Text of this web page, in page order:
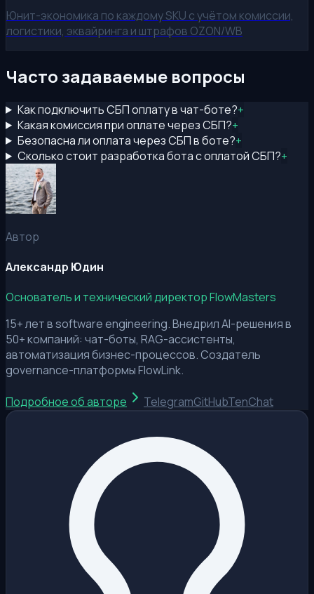
Юнит-экономика по каждому SKU с учётом комиссии,
логистики, эквайринга и штрафов OZON/WB
Часто задаваемые вопросы
Как подключить СБП оплату в чат-боте?+
Какая комиссия при оплате через СБП?+
Безопасна ли оплата через СБП в боте?+
Сколько стоит разработка бота с оплатой СБП?+
Автор
Александр Юдин
Основатель и технический директор FlowMasters
15+ лет в software engineering. Внедрил AI-решения в
50+ компаний: чат-боты, RAG-ассистенты,
автоматизация бизнес-процессов. Создатель
governance-платформы FlowLink.
Подробное об авторе TelegramGitHubTenChat